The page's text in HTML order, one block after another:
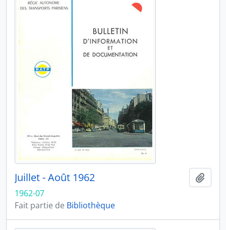
Juillet - Août 1962
1962-07
Fait partie de Bibliothèque